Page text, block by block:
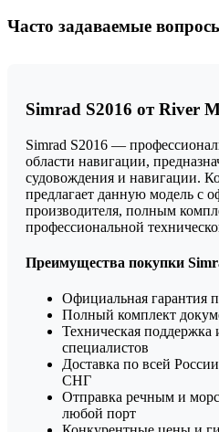
Часто задаваемые
Simrad S2016 от River
Simrad S2016 —
области навигации,
судовождения и навигации.
предлагает данную модель с
производителя, полным
профессиональной
Преимущества покупки
Официальная гарантия
Полный комплект
Техническая поддержка
специалистов
Доставка по всей
СНГ
Отправка речным и
любой порт